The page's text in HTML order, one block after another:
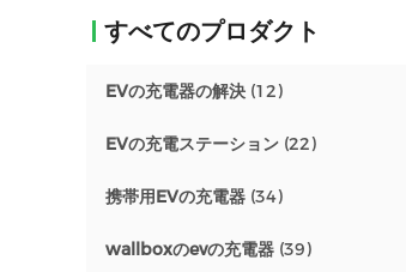
すべてのプロダクト
EVの充電器の解決 (12)
EVの充電ステーション (22)
携帯用EVの充電器 (34)
wallboxのevの充電器 (39)